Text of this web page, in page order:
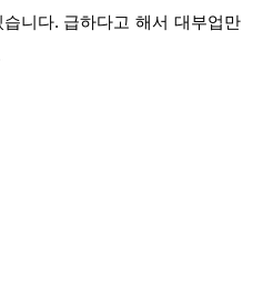
니다. 급하다고 해서 대부업만